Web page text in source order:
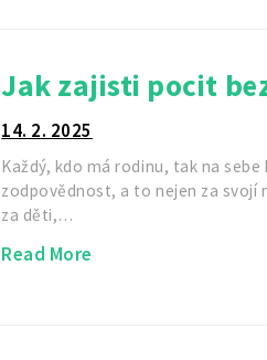
Jak zajisti pocit
14. 2. 2025
Každý, kdo má rodinu, tak na
zodpovědnost, a to nejen za svojí
za děti,…
Read More